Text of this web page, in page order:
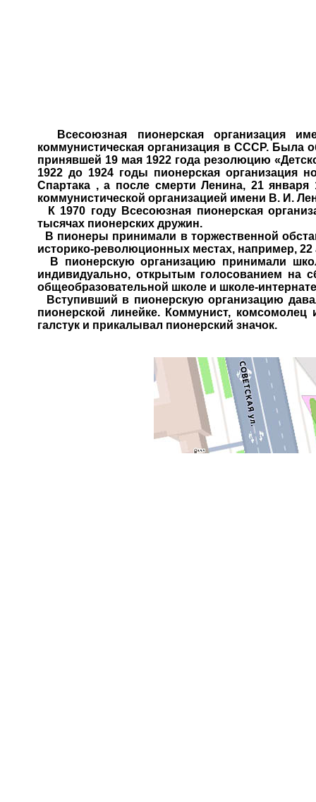
Всесоюзная пионерская организация
коммунистическая организация в СССР. Была
принявшей 19 мая 1922 года резолюцию
1922 до 1924 годы пионерская
Спартака , а после смерти Ленина, 21 января
коммунистической организацией имени В. И.
К 1970 году Всесоюзная пионерская
тысячах пионерских дружин.
В пионеры принимали в торжественной
историко-революционных местах, например,
В пионерскую организацию принимали
индивидуально, открытым голосованием на
общеобразовательной школе и школе-
Вступивший в пионерскую организацию
пионерской линейке. Коммунист,
галстук и прикалывал пионерский значок.